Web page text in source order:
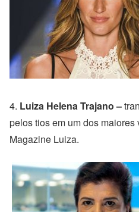
4. Luiza Helena Trajano –
pelos tios em um dos
Magazine Luiza.